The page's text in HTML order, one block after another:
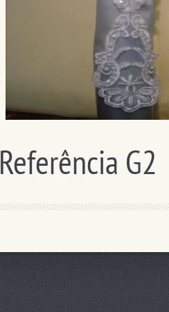
Referência G2